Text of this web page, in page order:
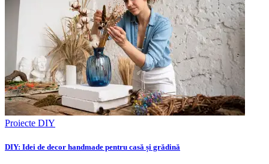
Proiecte DIY
DIY: Idei de decor handmade pentru casă și grădină